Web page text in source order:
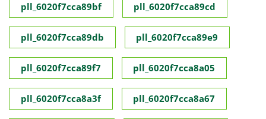
pll_6020f7cca89bf pll_6020f7cca89cd
pll_6020f7cca89db pll_6020f7cca89e9
pll_6020f7cca89f7 pll_6020f7cca8a05
pll_6020f7cca8a3f pll_6020f7cca8a67